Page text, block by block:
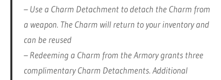
– Use a Charm Detachment to detach the Charm from
a weapon. The Charm will return to your inventory and
can be reused
– Redeeming a Charm from the Armory grants three
complimentary Charm Detachments. Additional